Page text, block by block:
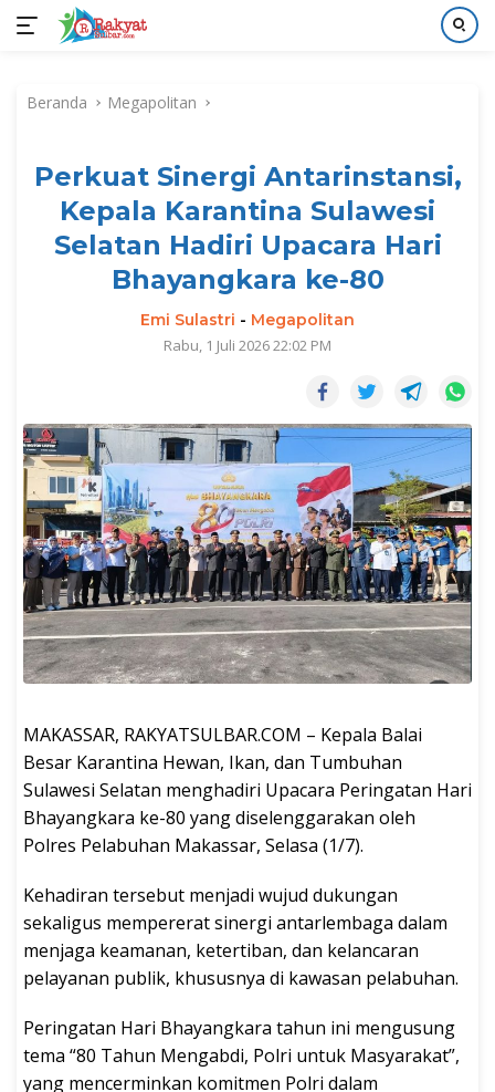
kontenBeranda Megapolitan
Perkuat Sinergi Antarinstansi,
Kepala Karantina Sulawesi
Selatan Hadiri Upacara Hari
Bhayangkara ke-80
Emi Sulastri - Megapolitan
Rabu, 1 Juli 2026 22:02 PM
MAKASSAR, RAKYATSULBAR.COM – Kepala Balai
Besar Karantina Hewan, Ikan, dan Tumbuhan
Sulawesi Selatan menghadiri Upacara Peringatan Hari
Bhayangkara ke-80 yang diselenggarakan oleh
Polres Pelabuhan Makassar, Selasa (1/7).
Kehadiran tersebut menjadi wujud dukungan
sekaligus mempererat sinergi antarlembaga dalam
menjaga keamanan, ketertiban, dan kelancaran
pelayanan publik, khususnya di kawasan pelabuhan.
Peringatan Hari Bhayangkara tahun ini mengusung
tema “80 Tahun Mengabdi, Polri untuk Masyarakat”,
yang mencerminkan komitmen Polri dalam